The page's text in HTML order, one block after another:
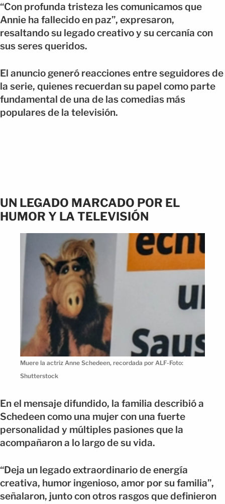
“Con profunda tristeza les comunicamos que
Annie ha fallecido en paz”, expresaron,
resaltando su legado creativo y su cercanía con
sus seres queridos.
El anuncio generó reacciones entre seguidores de
la serie, quienes recuerdan su papel como parte
fundamental de una de las comedias más
populares de la televisión.
UN LEGADO MARCADO POR EL
HUMOR Y LA TELEVISIÓN
Muere la actriz Anne Schedeen, recordada por ALF-Foto:
Shutterstock
En el mensaje difundido, la familia describió a
Schedeen como una mujer con una fuerte
personalidad y múltiples pasiones que la
acompañaron a lo largo de su vida.
“Deja un legado extraordinario de energía
creativa, humor ingenioso, amor por su familia”,
señalaron, junto con otros rasgos que definieron